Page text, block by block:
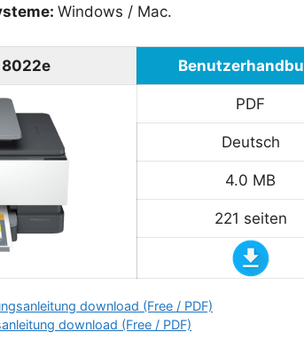
Windows / Mac.
8022e
PDF
Deutsch
4.0 MB
221 seiten
download (Free / PDF)
download (Free / PDF)